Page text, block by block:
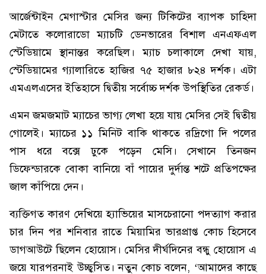
আর্জেন্টাইন মেগাস্টার মেসির জন্য টিকিটের ব্যাপক চাহিদা
মেটাতে কলোরাডো ম্যাচটি ডেনভারের বিশাল এনএফএল
স্টেডিয়ামে স্থানান্তর করেছিল। ম্যাচ চলাকালে দেখা যায়,
স্টেডিয়ামের গ্যালারিতে হাজির ৭৫ হাজার ৮২৪ দর্শক। এটা
এমএলএসের ইতিহাসে দ্বিতীয় সর্বোচ্চ দর্শক উপস্থিতির রেকর্ড।
এমন জমজমাট ম্যাচের ভাগ্য লেখা হয়ে যায় মেসির সেই দ্বিতীয়
গোলেই। ম্যাচের ১১ মিনিট বাকি থাকতে রদ্রিগো দি পলের
পাস ধরে বক্সে ঢুকে পড়েন মেসি। সেখানে তিনজন
ডিফেন্ডারকে বোকা বানিয়ে বাঁ পায়ের দুর্দান্ত শটে প্রতিপক্ষের
জাল কাঁপিয়ে দেন।
ব্যক্তিগত কারণ দেখিয়ে হ্যাভিয়ের মাসচেরানো পদত্যাগ করার
চার দিন পর শনিবার রাতে মিয়ামির ভারপ্রাপ্ত কোচ হিসেবে
ডাগআউটে ছিলেন হোয়োস। মেসির দীর্ঘদিনের বন্ধু হোয়োস এ
জয়ে যারপরনাই উচ্ছ্বসিত। নতুন কোচ বলেন, ‘আমাদের কাছে